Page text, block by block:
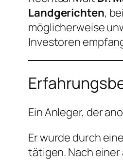
Landgerichten,
möglicherweise
Investoren
Ein Anleger, der
Er wurde durch
tätigen. Nach